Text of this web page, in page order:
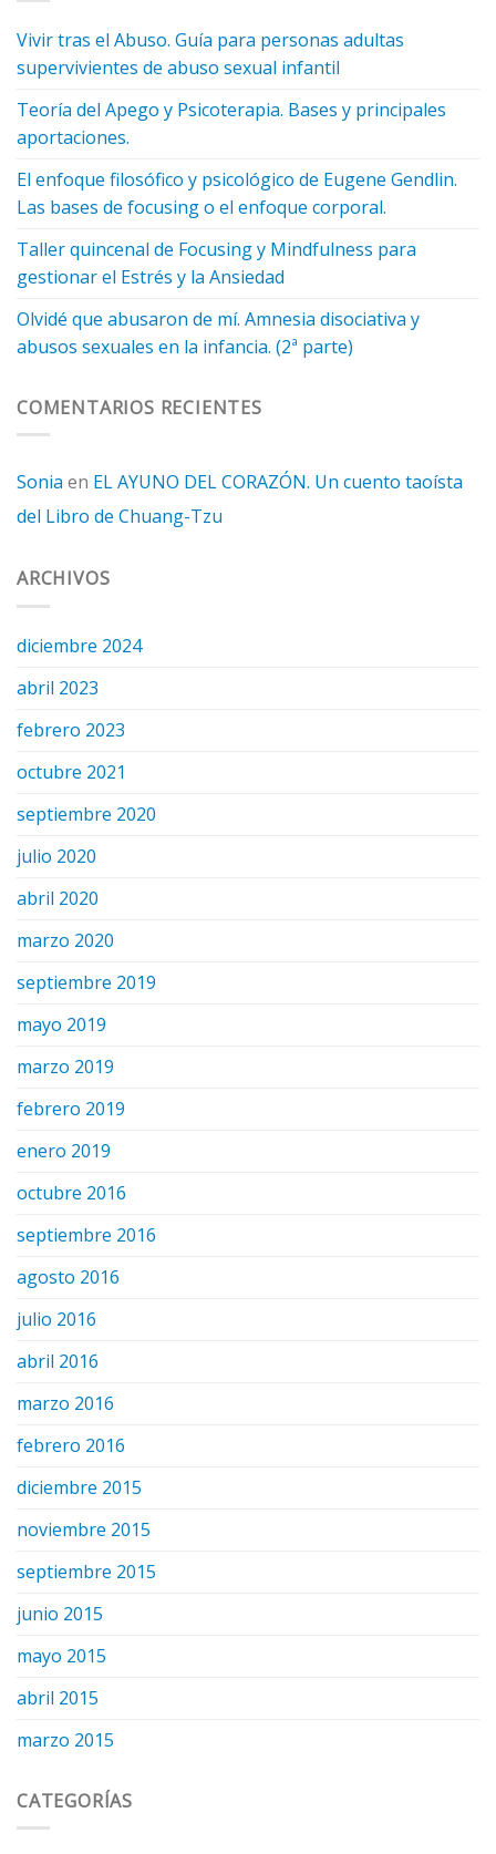
Vivir tras el Abuso. Guía para personas adultas
supervivientes de abuso sexual infantil
Teoría del Apego y Psicoterapia. Bases y principales
aportaciones.
El enfoque filosófico y psicológico de Eugene Gendlin.
Las bases de focusing o el enfoque corporal.
Taller quincenal de Focusing y Mindfulness para
gestionar el Estrés y la Ansiedad
Olvidé que abusaron de mí. Amnesia disociativa y
abusos sexuales en la infancia. (2ª parte)
COMENTARIOS RECIENTES
Sonia en EL AYUNO DEL CORAZÓN. Un cuento taoísta
del Libro de Chuang-Tzu
ARCHIVOS
diciembre 2024
abril 2023
febrero 2023
octubre 2021
septiembre 2020
julio 2020
abril 2020
marzo 2020
septiembre 2019
mayo 2019
marzo 2019
febrero 2019
enero 2019
octubre 2016
septiembre 2016
agosto 2016
julio 2016
abril 2016
marzo 2016
febrero 2016
diciembre 2015
noviembre 2015
septiembre 2015
junio 2015
mayo 2015
abril 2015
marzo 2015
CATEGORÍAS